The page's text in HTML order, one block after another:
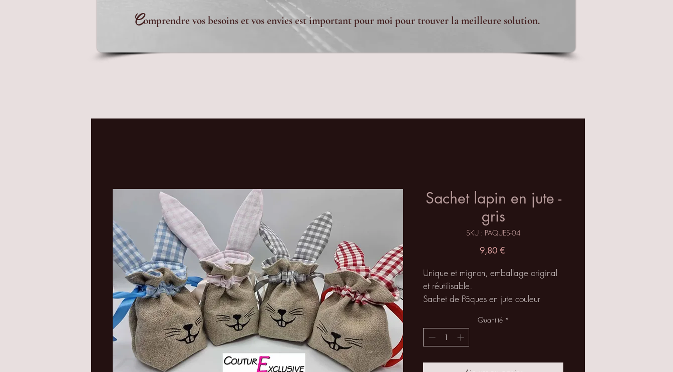
Comprendre vos besoins et vos envies est important pour moi pour trouver la meilleure solution.
Sachet lapin en jute -
gris
SKU : PAQUES-04
9,80 €Prix
Unique et mignon, emballage original
et réutilisable.
Sachet de Pâques en jute couleur
pour faire plaisir et pourquoi pas
mettre de petits cadeaux, bijoux, oeufs
Le sac est doublé avec un tissu en coton
Quantité *